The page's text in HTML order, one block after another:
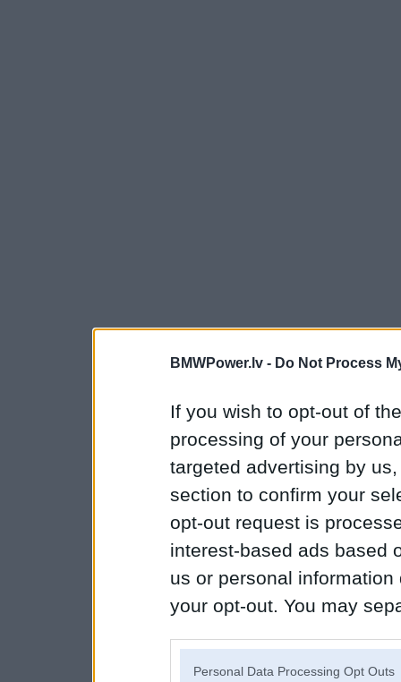
BMWPower.lv - Do Not Process
If you wish to opt-out of
processing of your
targeted advertising by
section to confirm your
opt-out request is
interest-based ads based
us or personal
your opt-out. You may
Personal Data Processing Opt Outs